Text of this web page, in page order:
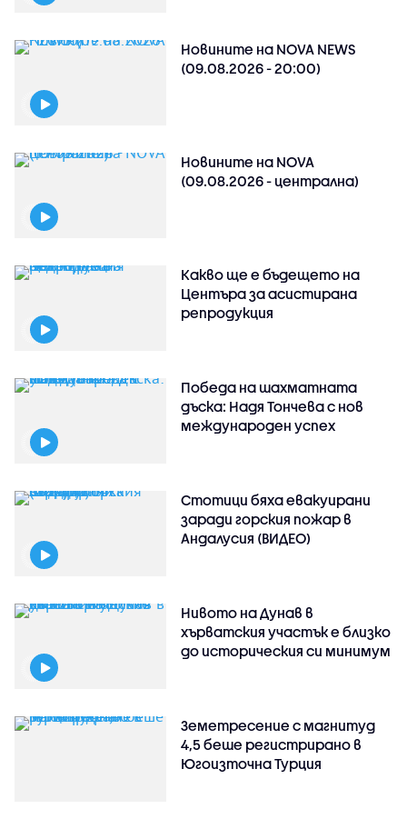
Новините на NOVA NEWS
(09.08.2026 - 20:00)
Новините на NOVA
(09.08.2026 - централна)
Какво ще е бъдещето на
Центъра за асистирана
репродукция
Победа на шахматната
дъска: Надя Тончева с нов
международен успех
Стотици бяха евакуирани
заради горския пожар в
Андалусия (ВИДЕО)
Нивото на Дунав в
хърватския участък е близко
до историческия си минимум
Земетресение с магнитуд
4,5 беше регистрирано в
Югоизточна Турция